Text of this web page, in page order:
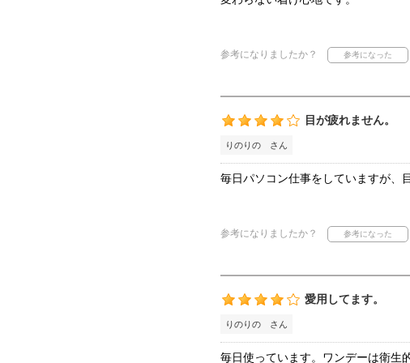
参考になりましたか？
目が疲れません。
りのりの さん
毎日パソコン仕事をしていますが、
参考になりましたか？
愛用してます。
りのりの さん
毎日使っています。ワンデーは衛生